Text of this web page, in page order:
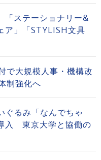
ステーショナリー&
ア」「STYLISH文具
で大規模人事・機構改
制強化へ
るみ「なんでちゃ
入 東京大学と協働の